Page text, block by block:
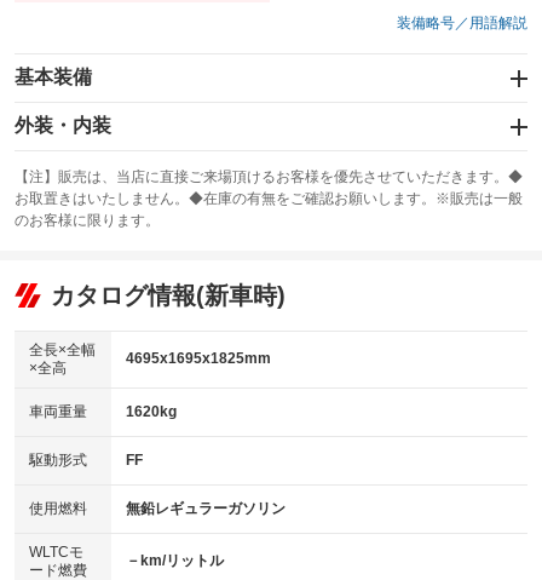
装備略号／用語解説
基本装備
エアバッグ：運転席/助手席/サイド
：装備あり
：装備あり
サンルーフ
：装備なし ABS
リフトアップ
：装備なし
：装備なし
パワーウィンドウ
アイドリングストップ
：装備なし
USB入力端子
：装備なし
100V電源
：装備なし
センターデフロック
：装備なし
外装・内装
カーナビ：SDナビ
：装備あり
TV：フルセグ
：装備あり
ビジュアル：-／DVD再生
：装備あり
アルミホイール：15インチ
：装備あり
HID(キセノンライト)
バックカメラ
エアロ
：装備なし
【注】販売は、当店に直接ご来場頂けるお客様を優先させていただきます。◆
お取置きはいたしません。◆在庫の有無をご確認お願いします。※販売は一般
のお客様に限ります。
カタログ情報(新車時)
全長×全幅
×全高
4695x1695x1825mm
車両重量 1620kg
駆動形式 FF
使用燃料 無鉛レギュラーガソリン
WLTCモ
ード燃費
－km/リットル